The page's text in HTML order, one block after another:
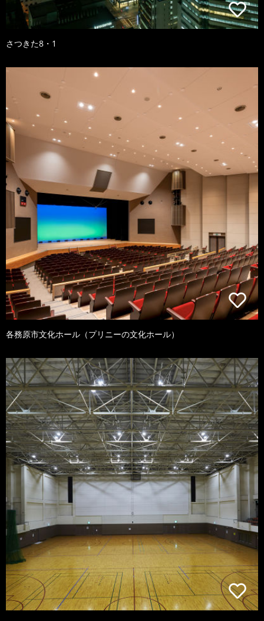
さつきた8・1
各務原市文化ホール（プリニーの文化ホール）